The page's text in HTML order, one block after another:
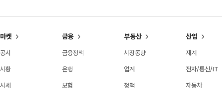
마켓
공시
시황
시세
금융
금융정책
은행
보험
부동산
시장동향
업계
정책
산업
재계
전자/통신/IT
자동차